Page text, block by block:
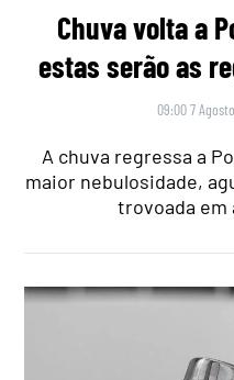
Chuva volta a
estas serão as
09:00 7
A chuva regressa a
maior nebulosidade,
trovoada em